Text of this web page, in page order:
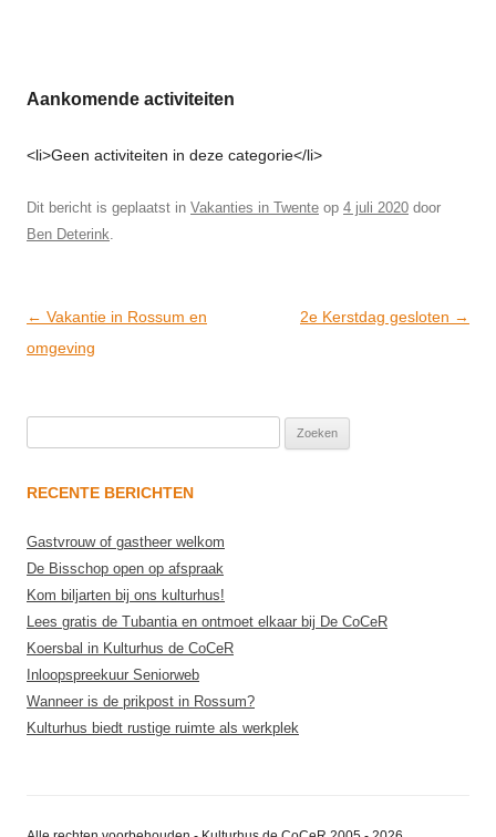
Aankomende activiteiten
<li>Geen activiteiten in deze categorie</li>
Dit bericht is geplaatst in Vakanties in Twente op 4 juli 2020 door
Ben Deterink
Post
navigation
← Vakantie in Rossum en
omgeving
2e Kerstdag gesloten →
naar:
RECENTE BERICHTEN
Gastvrouw of gastheer welkom
De Bisschop open op afspraak
Kom biljarten bij ons kulturhus!
Lees gratis de Tubantia en ontmoet elkaar bij De CoCeR
Koersbal in Kulturhus de CoCeR
Inloopspreekuur Seniorweb
Wanneer is de prikpost in Rossum?
Kulturhus biedt rustige ruimte als werkplek